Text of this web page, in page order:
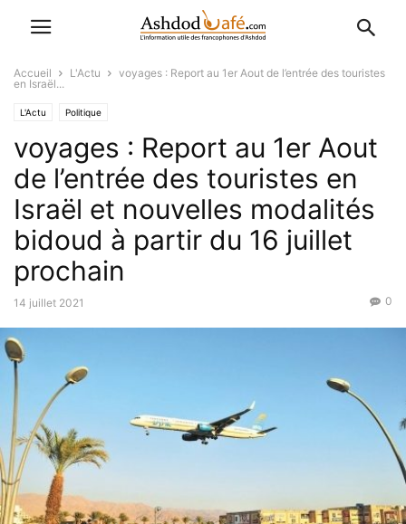
Accueil L'Actu
voyages : Report au 1er Aout de l’entrée des touristes
en Israël...
L'Actu Politique
voyages : Report au 1er Aout
de l’entrée des touristes en
Israël et nouvelles modalités
bidoud à partir du 16 juillet
prochain
14 juillet 2021 0